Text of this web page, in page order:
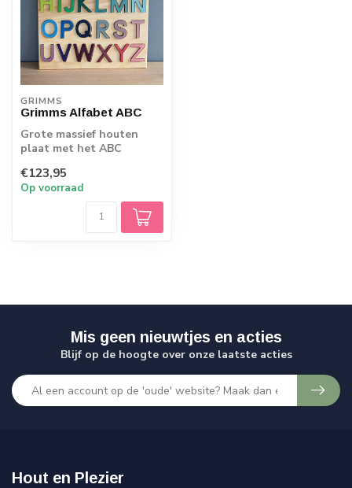
GRIMMS
Grimms Alfabet ABC
Grote massief houten
plaat met het ABC
€123,95
Op voorraad
Mis geen nieuwtjes en acties
Blijf op de hoogte over onze laatste acties
Hout en Plezier